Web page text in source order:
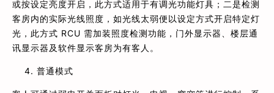
或按设定亮度开启，此方式适用于有调光功能灯具；二是检测
客房内的实际光线照度，如光线太弱便以设定方式开启特定灯
光，此方式 RCU 需加装照度检测功能，门外显示器、楼层通
讯显示器及软件显示客房为有客人。
普通模式